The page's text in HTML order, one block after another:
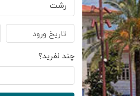
رشت
تاریخ ورود
چند نفرید؟